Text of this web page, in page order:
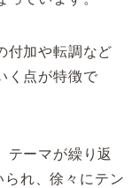
付加や転調など
く点が特徴で
テーマが繰り返
られ、徐々にテン